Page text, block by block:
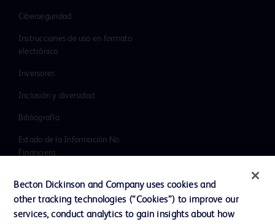
Ciberseguridad
Instrucciones de uso en formato
electrónico
Inversores
Inclusión y diversidad
Bibliografía
Estado de la Información No
Financiera
Nuestra Compañía
Ética y cumplimiento
Becton Dickinson and Company uses cookies and
other tracking technologies (“Cookies”) to improve our
services, conduct analytics to gain insights about how